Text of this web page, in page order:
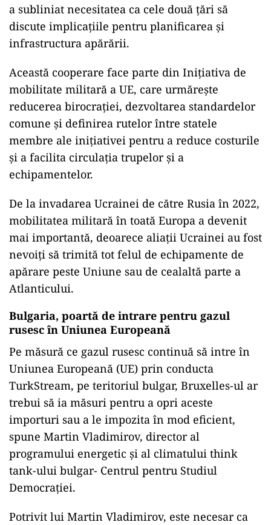
a subliniat necesitatea ca cele două țări să
discute implicațiile pentru planificarea și
infrastructura apărării.
Această cooperare face parte din Inițiativa de
mobilitate militară a UE, care urmărește
reducerea birocrației, dezvoltarea standardelor
comune și definirea rutelor între statele
membre ale inițiativei pentru a reduce costurile
și a facilita circulația trupelor și a
echipamentelor.
De la invadarea Ucrainei de către Rusia în 2022,
mobilitatea militară în toată Europa a devenit
mai importantă, deoarece aliații Ucrainei au fost
nevoiți să trimită tot felul de echipamente de
apărare peste Uniune sau de cealaltă parte a
Atlanticului.
Bulgaria, poartă de intrare pentru gazul
rusesc în Uniunea Europeană
Pe măsură ce gazul rusesc continuă să intre în
Uniunea Europeană (UE) prin conducta
TurkStream, pe teritoriul bulgar, Bruxelles-ul ar
trebui să ia măsuri pentru a opri aceste
importuri sau a le impozita în mod eficient,
spune Martin Vladimirov, director al
programului energetic și al climatului think
tank-ului bulgar- Centrul pentru Studiul
Democrației.
Potrivit lui Martin Vladimirov, este necesar ca